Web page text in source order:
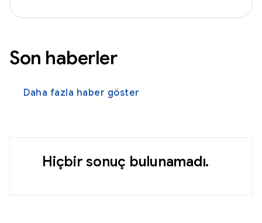
Son haberler
Daha fazla haber göster
Hiçbir sonuç bulunamadı.